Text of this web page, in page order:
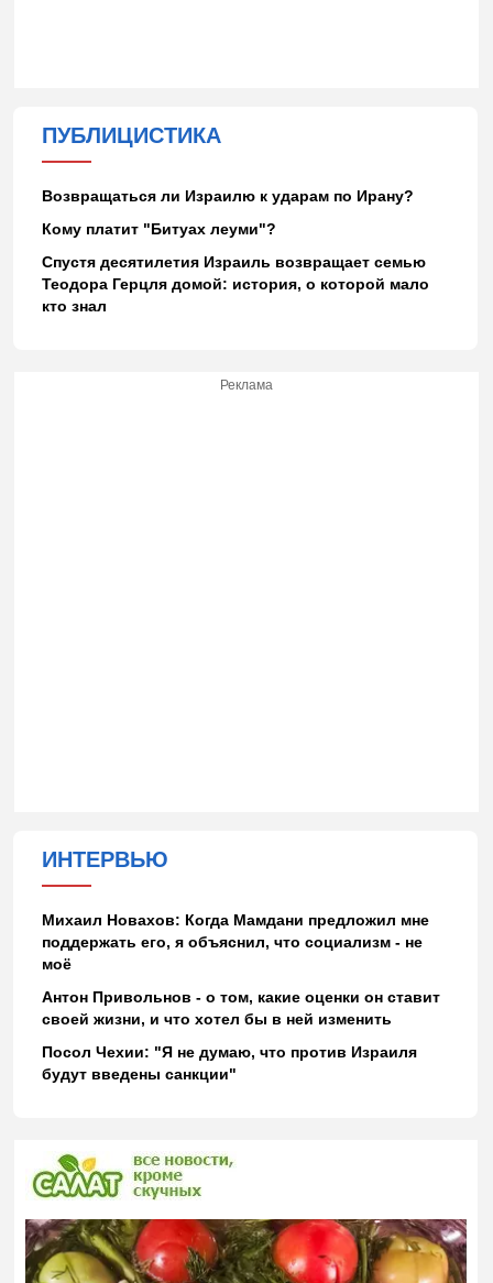
ПУБЛИЦИСТИКА
Возвращаться ли Израилю к ударам по Ирану?
Кому платит "Битуах леуми"?
Спустя десятилетия Израиль возвращает семью
Теодора Герцля домой: история, о которой мало
кто знал
Реклама
ИНТЕРВЬЮ
Михаил Новахов: Когда Мамдани предложил мне
поддержать его, я объяснил, что социализм - не
моё
Антон Привольнов - о том, какие оценки он ставит
своей жизни, и что хотел бы в ней изменить
Посол Чехии: "Я не думаю, что против Израиля
будут введены санкции"